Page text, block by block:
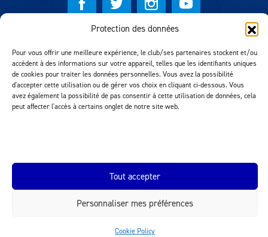
Protection des données
Pour vous offrir une meilleure expérience, le club/ses partenaires stockent et/ou
accèdent à des informations sur votre appareil, telles que les identifiants uniques
de cookies pour traiter les données personnelles. Vous avez la possibilité
d'accepter cette utilisation ou de gérer vos choix en cliquant ci-dessous. Vous
avez également la possibilité de pas consentir à cette utilisation de données, cela
peut affecter l'accès à certains onglet de notre site web.
Tout accepter
Personnaliser mes préférences
Cookie Policy
Réalisation MTM Agency